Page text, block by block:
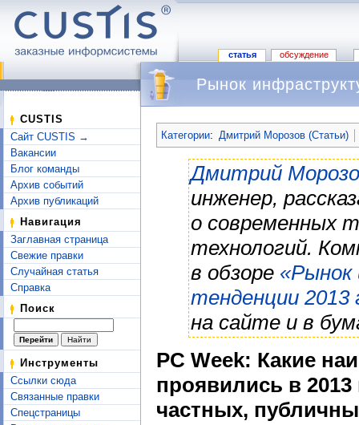
статья обсуждение
CUSTIS
Сайт CUSTIS →
Вакансии
Блог команды
Архив событий
Архив публикаций
Навигация
Заглавная страница
Свежие правки
Случайная статья
Справка
Поиск
Инструменты
Ссылки сюда
Связанные правки
Спецстраницы
Рынок
Категории: Дмитрий Морозов (Статьи)
Дмитрий
инженер,
о современных
технологий.
в обзоре «Рынок
тенденции 2013
на сайте и в
PC Week: Какие
проявились в
частных,